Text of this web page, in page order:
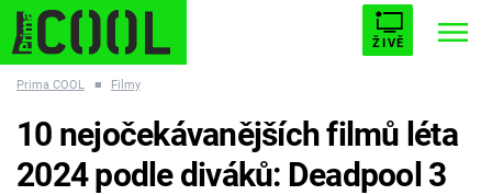
ŽIVĚ
ESCAPE PLNEJ KOTEL AVENGERS 5
Prima COOL ■ Filmy
10 nejočekávanějších filmů léta
2024 podle diváků: Deadpool 3